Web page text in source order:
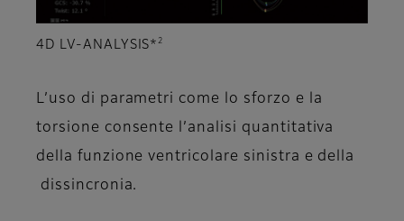
4D LV-ANALYSIS*2
L’uso di parametri come lo sforzo e la
torsione consente l’analisi quantitativa
della funzione ventricolare sinistra e della
dissincronia.